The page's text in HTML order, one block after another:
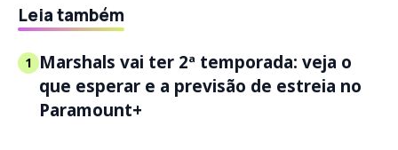
Leia também
1 Marshals vai ter 2ª temporada: veja o
que esperar e a previsão de estreia no
Paramount+